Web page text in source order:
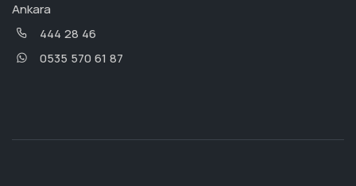
Ankara
444 28 46
0535 570 61 87